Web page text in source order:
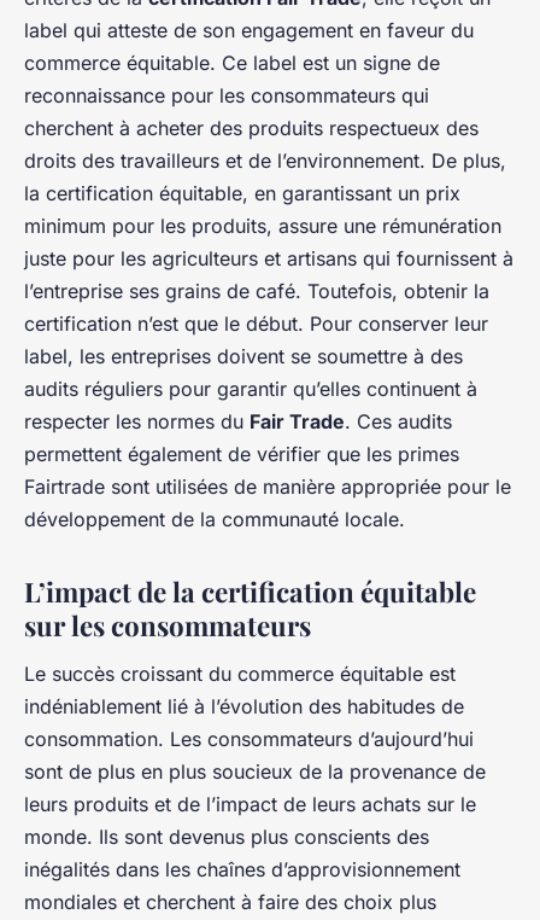
label qui atteste de son engagement en faveur du
commerce équitable. Ce label est un signe de
reconnaissance pour les consommateurs qui
cherchent à acheter des produits respectueux des
droits des travailleurs et de l’environnement. De plus,
la certification équitable, en garantissant un prix
minimum pour les produits, assure une rémunération
juste pour les agriculteurs et artisans qui fournissent à
l’entreprise ses grains de café. Toutefois, obtenir la
certification n’est que le début. Pour conserver leur
label, les entreprises doivent se soumettre à des
audits réguliers pour garantir qu’elles continuent à
respecter les normes du Fair Trade. Ces audits
permettent également de vérifier que les primes
Fairtrade sont utilisées de manière appropriée pour le
développement de la communauté locale.
L’impact de la certification équitable
sur les consommateurs
Le succès croissant du commerce équitable est
indéniablement lié à l’évolution des habitudes de
consommation. Les consommateurs d’aujourd’hui
sont de plus en plus soucieux de la provenance de
leurs produits et de l’impact de leurs achats sur le
monde. Ils sont devenus plus conscients des
inégalités dans les chaînes d’approvisionnement
mondiales et cherchent à faire des choix plus